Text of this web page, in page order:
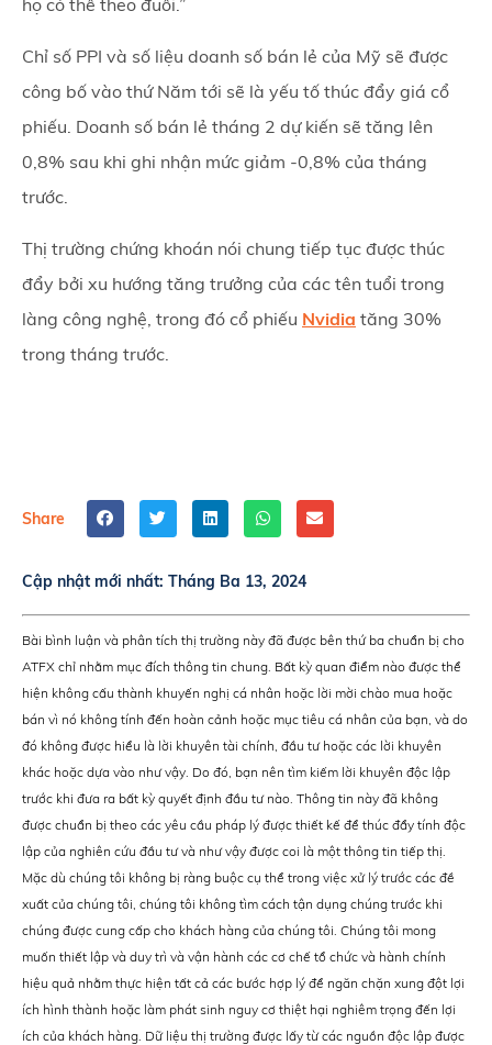
Chỉ số PPI và số liệu doanh số bán lẻ của Mỹ sẽ được
công bố vào thứ Năm tới sẽ là yếu tố thúc đẩy giá cổ
phiếu. Doanh số bán lẻ tháng 2 dự kiến sẽ tăng lên
0,8% sau khi ghi nhận mức giảm -0,8% của tháng
trước.
Thị trường chứng khoán nói chung tiếp tục được thúc
đẩy bởi xu hướng tăng trưởng của các tên tuổi trong
làng công nghệ, trong đó cổ phiếu Nvidia tăng 30%
trong tháng trước.
Share
Cập nhật mới nhất: Tháng Ba 13, 2024
Bài bình luận và phân tích thị trường này đã được bên thứ ba chuẩn bị cho
ATFX chỉ nhằm mục đích thông tin chung. Bất kỳ quan điểm nào được thể
hiện không cấu thành khuyến nghị cá nhân hoặc lời mời chào mua hoặc
bán vì nó không tính đến hoàn cảnh hoặc mục tiêu cá nhân của bạn, và do
đó không được hiểu là lời khuyên tài chính, đầu tư hoặc các lời khuyên
khác hoặc dựa vào như vậy. Do đó, bạn nên tìm kiếm lời khuyên độc lập
trước khi đưa ra bất kỳ quyết định đầu tư nào. Thông tin này đã không
được chuẩn bị theo các yêu cầu pháp lý được thiết kế để thúc đẩy tính độc
lập của nghiên cứu đầu tư và như vậy được coi là một thông tin tiếp thị.
Mặc dù chúng tôi không bị ràng buộc cụ thể trong việc xử lý trước các đề
xuất của chúng tôi, chúng tôi không tìm cách tận dụng chúng trước khi
chúng được cung cấp cho khách hàng của chúng tôi. Chúng tôi mong
muốn thiết lập và duy trì và vận hành các cơ chế tổ chức và hành chính
hiệu quả nhằm thực hiện tất cả các bước hợp lý để ngăn chặn xung đột lợi
ích hình thành hoặc làm phát sinh nguy cơ thiệt hại nghiêm trọng đến lợi
ích của khách hàng. Dữ liệu thị trường được lấy từ các nguồn độc lập được